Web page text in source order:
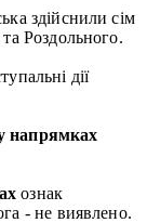
здійснили сім
Роздольного.
дії
напрямках
ознак
- не виявлено.